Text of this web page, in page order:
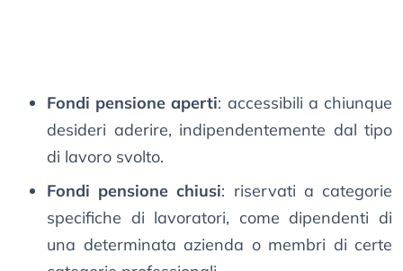
Fondi pensione aperti: accessibili a chiunque
desideri aderire, indipendentemente dal tipo
di lavoro svolto.
Fondi pensione chiusi: riservati a categorie
specifiche di lavoratori, come dipendenti di
una determinata azienda o membri di certe